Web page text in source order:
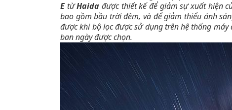
E từHaida được thiết kế để giảm sự xuất hiện
bao gồm bầu trời đêm, và để giảm thiểu ánh
được khi bộ lọc được sử dụng trên hệ thống
ban ngày được chọn.